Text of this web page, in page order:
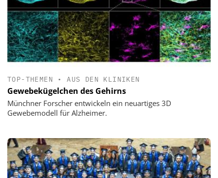
TOP-THEMEN •AUS DEN KLINIKEN
Gewebekügelchen des Gehirns
Münchner Forscher entwickeln ein neuartiges 3D
Gewebemodell für Alzheimer.